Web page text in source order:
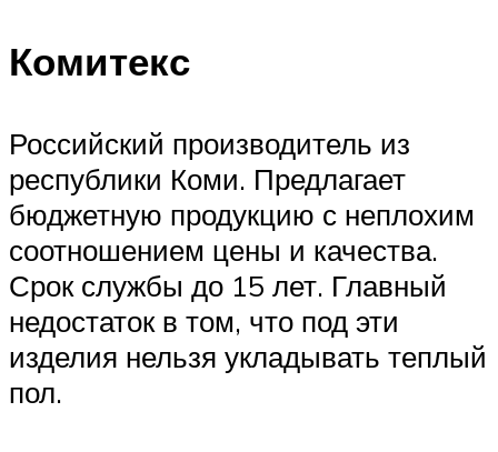
Комитекс
Российский производитель из
республики Коми. Предлагает
бюджетную продукцию с неплохим
соотношением цены и качества.
Срок службы до 15 лет. Главный
недостаток в том, что под эти
изделия нельзя укладывать теплый
пол.